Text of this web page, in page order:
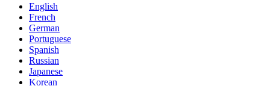
English
French
German
Portuguese
Spanish
Russian
Japanese
Korean